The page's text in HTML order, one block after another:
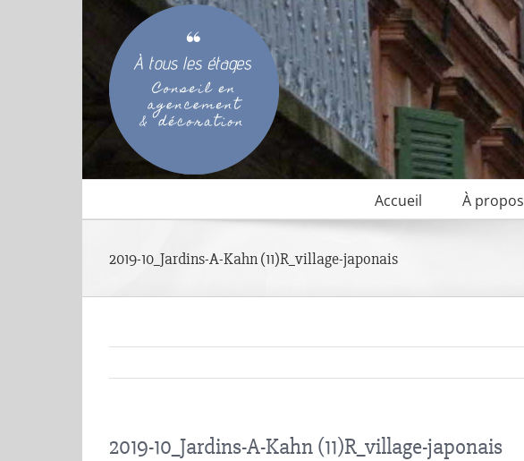
Accueil À propos
2019-10_Jardins-A-Kahn (11)R_village-japonais
2019-10_Jardins-A-Kahn (11)R_village-japonais